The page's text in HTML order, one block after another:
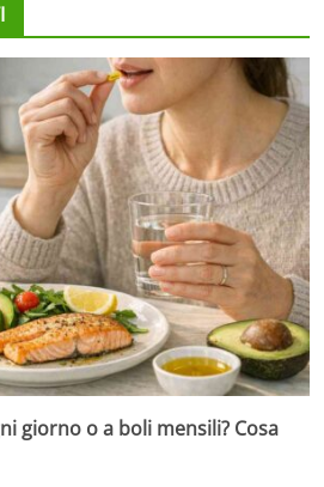
giorno o a boli mensili? Cosa